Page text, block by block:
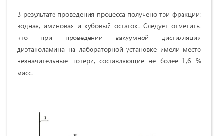
В результате проведения процесса получено три фракции:
водная, аминовая и кубовый остаток. Следует отметить,
что при проведении вакуумной дистилляции
диэтаноламина на лабораторной установке имели место
незначительные потери, составляющие не более 1,6 %
масс.